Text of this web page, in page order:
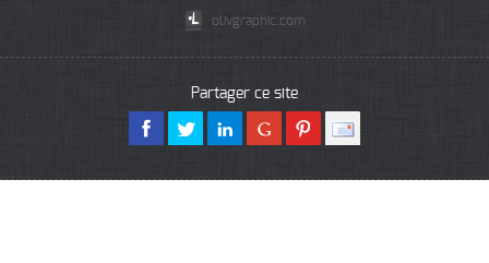
olivgraphic.com
Partager ce site